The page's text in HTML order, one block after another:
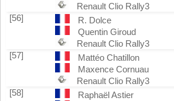
Renault Clio Rally3
[56]
R. Dolce
Quentin Giroud
Renault Clio Rally3
[57]
Mattéo Chatillon
Maxence Cornuau
Renault Clio Rally3
[58]
Raphaël Astier